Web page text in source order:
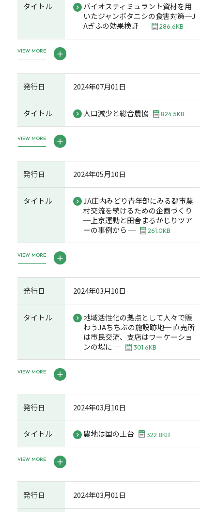
タイトル
バイオスティミュラント資材を用
いたジャンボタニシの食害対策─J
Aぎふの効果検証 ─
286.6KB
VIEW MORE
発行日 2024年07月01日
タイトル 人口減少と総合農協 824.5KB
VIEW MORE
発行日 2024年05月10日
タイトル
JA庄内みどり青年部にみる都市農
村交流を続けるための企画づくり
─上京運動と田舎まるかじりツア
ーの事例から ─
261.0KB
VIEW MORE
発行日 2024年03月10日
タイトル
地域活性化の拠点として人々で賑
わうJAちちぶの施設跡地─ 直売所
は市民交流、支店はワーケーショ
ンの場に ─
301.6KB
VIEW MORE
発行日 2024年03月10日
タイトル 農地は国の土台 322.8KB
VIEW MORE
発行日 2024年03月01日